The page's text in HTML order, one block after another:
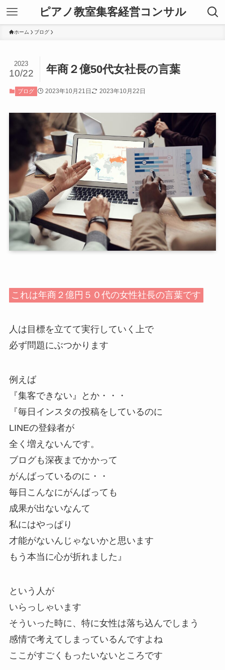
ピアノ教室集客経営コンサル
ホーム ブログ
年商２億50代女社長の言葉
2023
10/22
ブログ 2023年10月21日 2023年10月22日
これは年商２億円５０代の女性社長の言葉です
人は目標を立てて実行していく上で
必ず問題にぶつかります
例えば
『集客できない』とか・・・
『毎日インスタの投稿をしているのに
LINEの登録者が
全く増えないんです。
ブログも深夜までかかって
がんばっているのに・・
毎日こんなにがんばっても
成果が出ないなんて
私にはやっぱり
才能がないんじゃないかと思います
もう本当に心が折れました』
という人が
いらっしゃいます
そういった時に、特に女性は落ち込んでしまう
感情で考えてしまっているんですよね
ここがすごくもったいないところです